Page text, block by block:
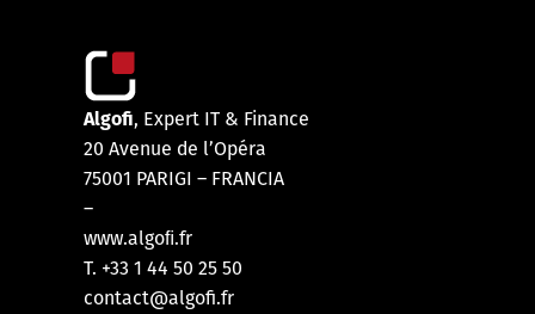
Algofi, Expert IT & Finance
20 Avenue de l’Opéra
75001 PARIGI – FRANCIA
–
www.algoﬁ.fr
T. +33 1 44 50 25 50
contact@algofi.fr